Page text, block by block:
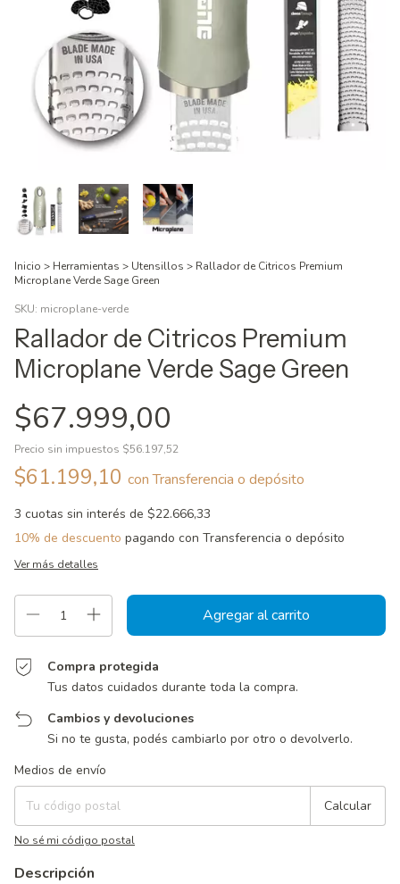
Inicio > Herramientas > Utensillos > Rallador de Citricos Premium
Microplane Verde Sage Green
SKU: microplane-verde
Rallador de Citricos Premium
Microplane Verde Sage Green
$67.999,00
Precio sin impuestos $56.197,52
$61.199,10 con Transferencia o depósito
3 cuotas sin interés de $22.666,33
10% de descuento pagando con Transferencia o depósito
Ver más detalles
Compra protegida
Tus datos cuidados durante toda la compra.
Cambios y devoluciones
Si no te gusta, podés cambiarlo por otro o devolverlo.
Entregas para el CP:
Medios de envío
Calcular
No sé mi código postal
Descripción